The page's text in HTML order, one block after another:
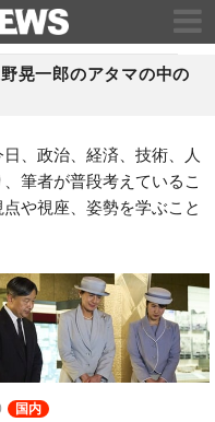
晃一郎のアタマの中の
、政治、経済、技術、人
筆者が普段考えているこ
や視座、姿勢を学ぶこと
国内